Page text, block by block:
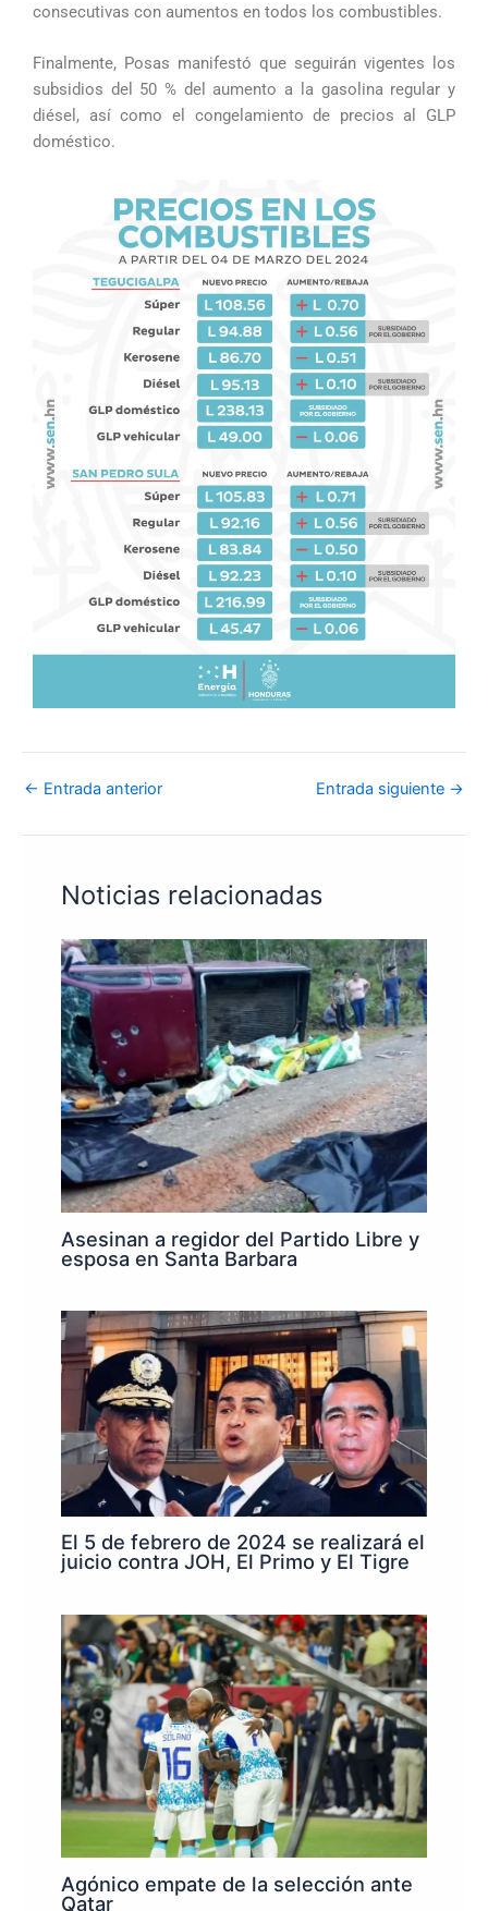
consecutivas con aumentos en todos los combustibles.
Finalmente, Posas manifestó que seguirán vigentes los
subsidios del 50 % del aumento a la gasolina regular y
diésel, así como el congelamiento de precios al GLP
doméstico.
← Entrada anterior Entrada siguiente →
Noticias relacionadas
Asesinan a regidor del Partido Libre y
esposa en Santa Barbara
El 5 de febrero de 2024 se realizará el
juicio contra JOH, El Primo y El Tigre
Agónico empate de la selección ante
Qatar